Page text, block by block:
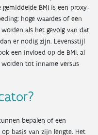
BMI is een proxy-
hoge waardes of een
als het gevolg van dat
er nodig zijn. Levensstijl
een invloed op de BMI, al
tot inname versus
bepalen of een
basis van zijn lengte. Het